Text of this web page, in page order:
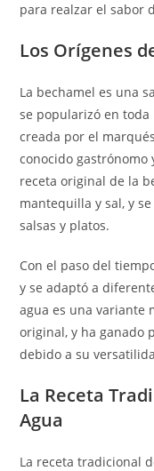
para realzar el sabor
Los Orígenes
La bechamel es una
se popularizó en toda
creada por el
conocido gastrónomo
receta original de la
mantequilla y sal, y
salsas y platos.
Con el paso del
y se adaptó a
agua es una variante
original, y ha ganado
debido a su
La Receta
Agua
La receta tradicional